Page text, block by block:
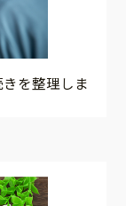
を整理しま